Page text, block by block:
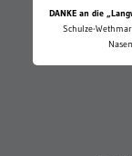
DANKE an die
Schulze-